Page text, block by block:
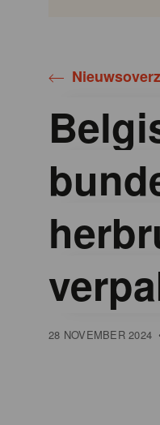
28 NOVEMBER 2024